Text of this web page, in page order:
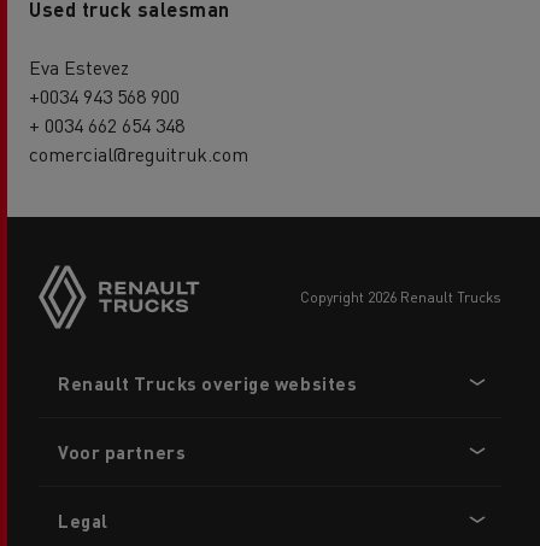
Used truck salesman
Eva Estevez
+0034 943 568 900
+ 0034 662 654 348
comercial@reguitruk.com
copyright 2026 Renault Trucks
menu
Renault Trucks overige websites
Voor partners
Legal